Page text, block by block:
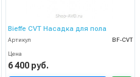
Bieffe CVT Насадка для пола
Артикул BF-CVT
Цена
6 400 руб.